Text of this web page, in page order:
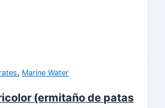
, Marine Water
(ermitaño de patas